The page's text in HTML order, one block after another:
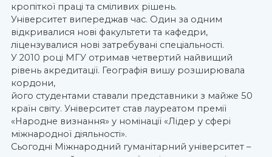
кропіткої праці та сміливих рішень.
Університет випереджав час. Один за одним
відкривалися нові факультети та кафедри,
ліцензувалися нові затребувані спеціальності.
У 2010 році МГУ отримав четвертий найвищий
рівень акредитації. Географія вишу розширювала
кордони,
його студентами ставали представники з майже 50
країн світу. Університет став лауреатом премії
«Народне визнання» у номінації «Лідер у сфері
міжнародної діяльності».
Сьогодні Міжнародний гуманітарний університет –